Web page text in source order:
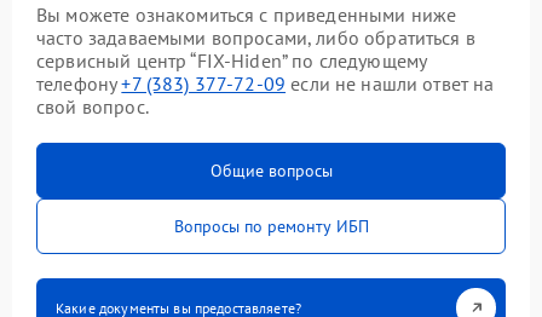
Вы можете ознакомиться с приведенными ниже
часто задаваемыми вопросами, либо обратиться в
сервисный центр “FIX-Hiden” по следующему
телефону+7 (383) 377-72-09 если не нашли ответ на
свой вопрос.
Общие вопросы
Вопросы по ремонту ИБП
Какие документы вы предоставляете?